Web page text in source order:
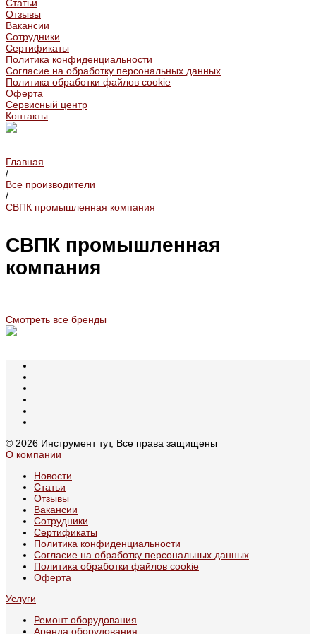
Статьи
Отзывы
Вакансии
Сотрудники
Сертификаты
Политика конфиденциальности
Согласие на обработку персональных данных
Политика обработки файлов cookie
Оферта
Сервисный центр
Контакты
Главная
/
Все производители
/
СВПК промышленная компания
СВПК промышленная
компания
Смотреть все бренды
© 2026 Инструмент тут, Все права защищены
О компании
Новости
Статьи
Отзывы
Вакансии
Сотрудники
Сертификаты
Политика конфиденциальности
Согласие на обработку персональных данных
Политика обработки файлов cookie
Оферта
Услуги
Ремонт оборудования
Аренда оборудования